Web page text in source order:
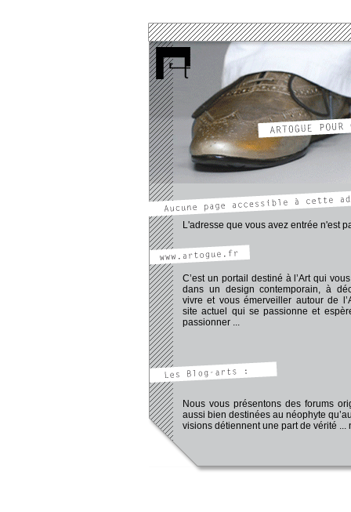
L'adresse que vous avez entrée n'est
C’est un portail destiné à l’Art qui
dans un design contemporain, à
vivre et vous émerveiller autour de
site actuel qui se passionne et
passionner ...
Nous vous présentons des forums
aussi bien destinées au néophyte
visions détiennent une part de vérité ...
www.pechadre-thomas.artogue.fr
www.atelier.artogue.fr
www.aymeric-dominique.artogue.fr
www.dailly-marc.artogue.fr
www.girard-adeline.artogue.fr
www.moncorge-vincent.artogue.fr
www.mota.artogue.fr
www.protti-romain.artogue.fr
www.rassat-virginie.artogue.fr
www.sarpedon-laurent.artogue.fr
www.slobo.artogue.fr
www.artogue.fr/galerie/galerie.htm
www.artogue.fr/blog_tog/blogArt.htm
www.artogue.fr/forumMembres/